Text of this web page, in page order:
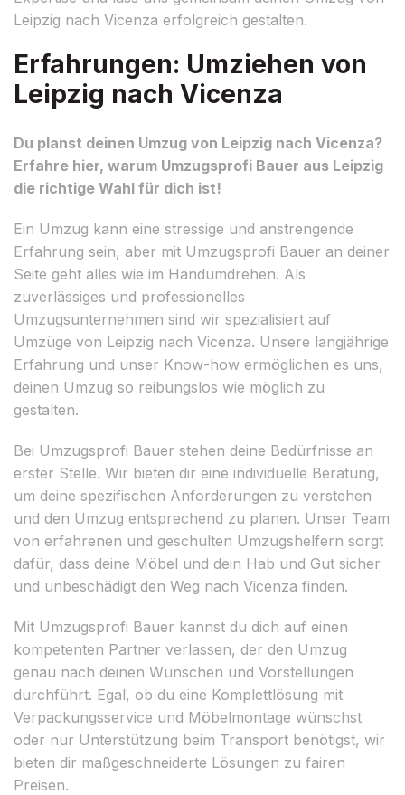
Leipzig nach Vicenza erfolgreich gestalten.
Erfahrungen: Umziehen von
Leipzig nach Vicenza
Du planst deinen Umzug von Leipzig nach Vicenza?
Erfahre hier, warum Umzugsprofi Bauer aus Leipzig
die richtige Wahl für dich ist!
Ein Umzug kann eine stressige und anstrengende
Erfahrung sein, aber mit Umzugsprofi Bauer an deiner
Seite geht alles wie im Handumdrehen. Als
zuverlässiges und professionelles
Umzugsunternehmen sind wir spezialisiert auf
Umzüge von Leipzig nach Vicenza. Unsere langjährige
Erfahrung und unser Know-how ermöglichen es uns,
deinen Umzug so reibungslos wie möglich zu
gestalten.
Bei Umzugsprofi Bauer stehen deine Bedürfnisse an
erster Stelle. Wir bieten dir eine individuelle Beratung,
um deine spezifischen Anforderungen zu verstehen
und den Umzug entsprechend zu planen. Unser Team
von erfahrenen und geschulten Umzugshelfern sorgt
dafür, dass deine Möbel und dein Hab und Gut sicher
und unbeschädigt den Weg nach Vicenza finden.
Mit Umzugsprofi Bauer kannst du dich auf einen
kompetenten Partner verlassen, der den Umzug
genau nach deinen Wünschen und Vorstellungen
durchführt. Egal, ob du eine Komplettlösung mit
Verpackungsservice und Möbelmontage wünschst
oder nur Unterstützung beim Transport benötigst, wir
bieten dir maßgeschneiderte Lösungen zu fairen
Preisen.